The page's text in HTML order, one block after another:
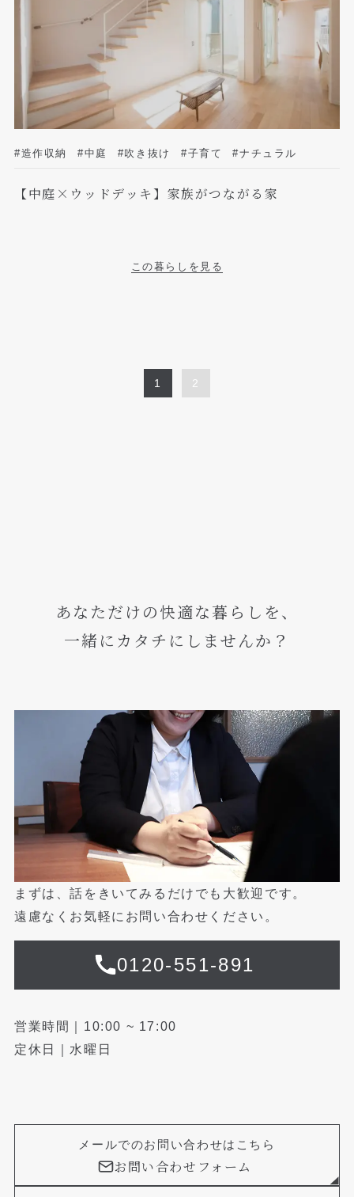
#造作収納 #中庭 #吹き抜け #子育て #ナチュラル
【中庭×ウッドデッキ】家族がつながる家
この暮らしを見る
1 2
あなただけの快適な暮らしを、
一緒にカタチにしませんか？
まずは、話をきいてみるだけでも大歓迎です。
遠慮なくお気軽にお問い合わせください。
0120-551-891
営業時間｜10:00 ~ 17:00
定休日｜水曜日
メールでのお問い合わせはこちら
お問い合わせフォーム